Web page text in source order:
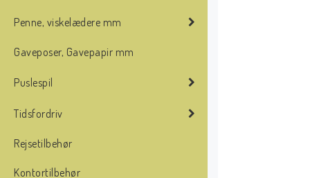
Penne, viskelædere mm
Gaveposer, Gavepapir mm
Puslespil
Tidsfordriv
Rejsetilbehør
Kontortilbehør